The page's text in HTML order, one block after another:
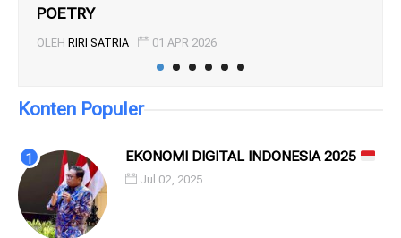
POETRY
OLEH RIRI SATRIA 01 APR 2026
Konten Populer
EKONOMI DIGITAL INDONESIA 2025
Jul 02, 2025